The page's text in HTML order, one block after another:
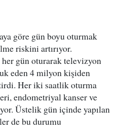
göre gün boyu oturmak
riskini artırıyor.
her gün oturarak televizyon
eden 4 milyon kişiden
Her iki saatlik oturma
endometriyal kanser ve
Üstelik gün içinde yapılan
de bu durumu